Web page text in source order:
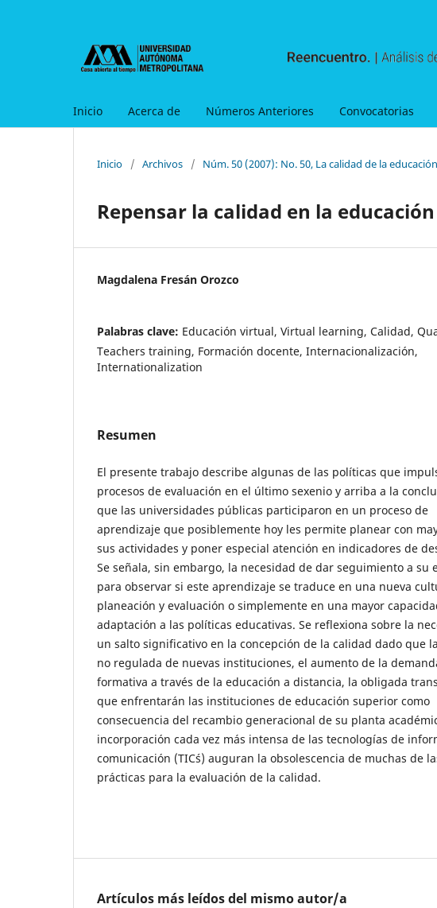
Inicio Acerca de Números Anteriores Convocatorias
Inicio / Archivos / Núm. 50 (2007): No. 50, La calidad de la
Repensar la calidad en la
Magdalena Fresán Orozco
Palabras clave: Educación virtual, Virtual learning, Calidad,
Teachers training, Formación docente, Internacionalización,
Internationalization
Resumen
El presente trabajo describe algunas de las políticas que
procesos de evaluación en el último sexenio y arriba a la
que las universidades públicas participaron en un proceso de
aprendizaje que posiblemente hoy les permite planear con
sus actividades y poner especial atención en indicadores de
Se señala, sin embargo, la necesidad de dar seguimiento a su
para observar si este aprendizaje se traduce en una nueva
planeación y evaluación o simplemente en una mayor
adaptación a las políticas educativas. Se reflexiona sobre la
un salto significativo en la concepción de la calidad dado que
no regulada de nuevas instituciones, el aumento de la
formativa a través de la educación a distancia, la obligada
que enfrentarán las instituciones de educación superior como
consecuencia del recambio generacional de su planta
incorporación cada vez más intensa de las tecnologías de
comunicación (TIC´s) auguran la obsolescencia de muchas de
prácticas para la evaluación de la calidad.
Artículos más leídos del mismo autor/a